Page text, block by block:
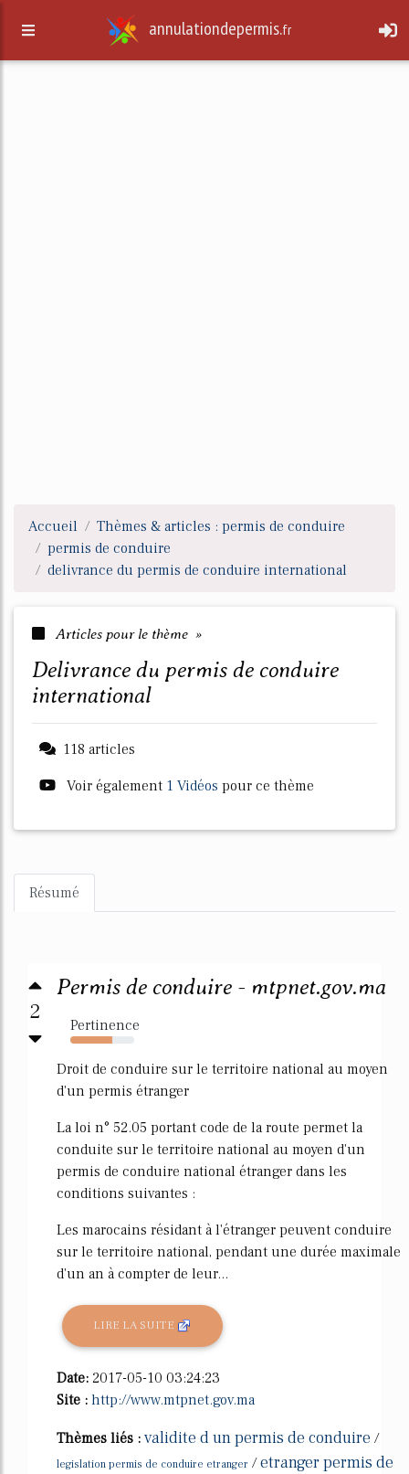
annulationdepermis.fr
Accueil
Thèmes & articles : permis de conduire
permis de conduire
delivrance du permis de conduire international
Articles pour le thème »
delivrance du permis de conduire
international
118 articles
Voir également 1 Vidéos pour ce thème
Résumé
2
Permis de conduire - mtpnet.gov.ma
Pertinence
65%
Droit de conduire sur le territoire national au moyen
d'un permis étranger
La loi n° 52.05 portant code de la route permet la
conduite sur le territoire national au moyen d'un
permis de conduire national étranger dans les
conditions suivantes :
Les marocains résidant à l'étranger peuvent conduire
sur le territoire national, pendant une durée maximale
d'un an à compter de leur...
LIRE LA SUITE
Date: 2017-05-10 03:24:23
Site : http://www.mtpnet.gov.ma
Thèmes liés : validite d un permis de conduire /
legislation permis de conduire etranger /etranger permis de